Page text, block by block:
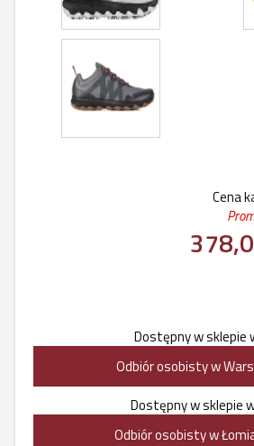
Cena
Dostępny w sklepie
Odbiór osobisty w
Dostępny w sklepie
Odbiór osobisty w